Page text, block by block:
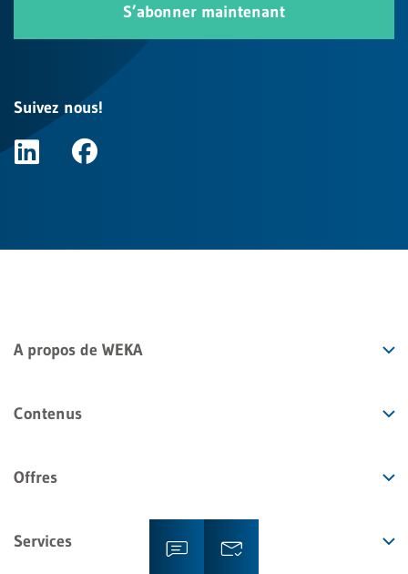
S’abonner maintenant
Suivez nous!
A propos de WEKA
Contenus
Offres
Services